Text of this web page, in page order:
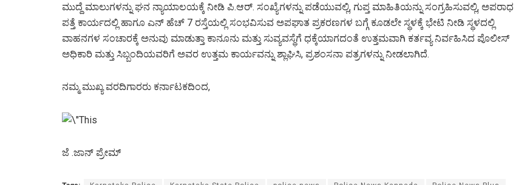
ಮುದ್ದೆ ಮಾಲುಗಳನ್ನು ಘನ ನ್ಯಾಯಾಲಯಕ್ಕೆ ನೀಡಿ ಪಿ.ಆರ್. ಸಂಖ್ಯೆಗಳನ್ನು ಪಡೆಯುವಲ್ಲಿ, ಗುಪ್ತ ಮಾಹಿತಿಯನ್ನು ಸಂಗ್ರಹಿಸುವಲ್ಲಿ, ಅಪರಾಧ
ಪತ್ತೆ ಕಾರ್ಯದಲ್ಲಿ ಹಾಗೂ ಎನ್ ಹೆಚ್ 7 ರಸ್ತೆಯಲ್ಲಿ ಸಂಭವಿಸುವ ಅಪಘಾತ ಪ್ರಕರಣಗಳ ಬಗ್ಗೆ ಕೂಡಲೇ ಸ್ಥಳಕ್ಕೆ ಭೇಟಿ ನೀಡಿ ಸ್ಥಳದಲ್ಲಿ
ವಾಹನಗಳ ಸಂಚಾರಕ್ಕೆ ಅನುವು ಮಾಡುತ್ತಾ ಕಾನೂನು ಮತ್ತು ಸುವ್ಯವಸ್ಥೆಗೆ ಧಕ್ಕೆಯಾಗದಂತೆ ಉತ್ತಮವಾಗಿ ಕರ್ತವ್ಯ ನಿರ್ವಹಿಸಿದ ಪೊಲೀಸ್
ಅಧಿಕಾರಿ ಮತ್ತು ಸಿಬ್ಬಂದಿಯವರಿಗೆ ಅವರ ಉತ್ತಮ ಕಾರ್ಯವನ್ನು ಶ್ಲಾಘಿಸಿ, ಪ್ರಶಂಸನಾ ಪತ್ರಗಳನ್ನು ನೀಡಲಾಗಿದೆ.
ನಮ್ಮ ಮುಖ್ಯ ವರದಿಗಾರರು ಕರ್ನಾಟಕದಿಂದ,
ಜೆ .ಜಾನ್ ಪ್ರೇಮ್